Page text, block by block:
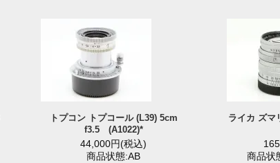
トプコン トプコール (L39) 5cm
f3.5 (A1022)*
44,000円(税込)
商品状態:AB
ライカ ズ
商品状